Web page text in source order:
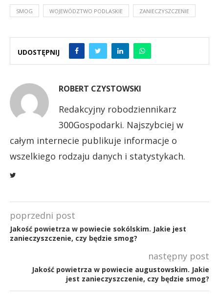
SMOG WOJEWÓDZTWO PODLASKIE ZANIECZYSZCZENIE
UDOSTĘPNIJ
ROBERT CZYSTOWSKI
Redakcyjny robodziennikarz
300Gospodarki. Najszybciej w
całym internecie publikuje informacje o
wszelkiego rodzaju danych i statystykach.
poprzedni post
Jakość powietrza w powiecie sokólskim. Jakie jest
zanieczyszczenie, czy będzie smog?
następny post
Jakość powietrza w powiecie augustowskim. Jakie
jest zanieczyszczenie, czy będzie smog?